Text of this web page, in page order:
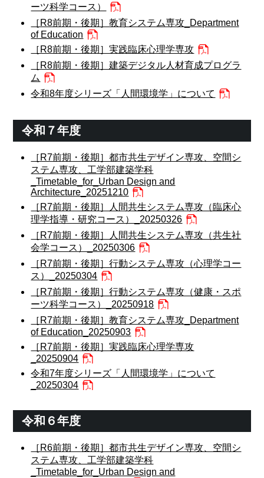
ーツ科学コース）
［R8前期・後期］教育システム専攻_Department
of Education
［R8前期・後期］実践臨床心理学専攻
［R8前期・後期］建築デジタル人材育成プログラ
ム
令和8年度シリーズ「人間環境学」について
令和７年度
［R7前期・後期］都市共生デザイン専攻、空間シ
ステム専攻、工学部建築学科
_Timetable_for_Urban Design and
Architecture_20251210
［R7前期・後期］人間共生システム専攻（臨床心
理学指導・研究コース）_20250326
［R7前期・後期］人間共生システム専攻（共生社
会学コース）_20250306
［R7前期・後期］行動システム専攻（心理学コー
ス）_20250304
［R7前期・後期］行動システム専攻（健康・スポ
ーツ科学コース）_20250918
［R7前期・後期］教育システム専攻_Department
of Education_20250903
［R7前期・後期］実践臨床心理学専攻
_20250904
令和7年度シリーズ「人間環境学」について
_20250304
令和６年度
［R6前期・後期］都市共生デザイン専攻、空間シ
ステム専攻、工学部建築学科
_Timetable_for_Urban Design and